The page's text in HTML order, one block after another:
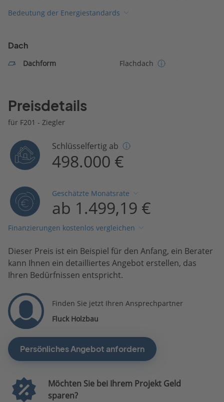
Bedeutung der Energiestandards
Dach
Dachform Flachdach
Preisdetails
für F201 - Ziegler
Schlüsselfertig ab
498.000 €
Geschätzte Monatsrate
ab 1.499,19 €
Finanzierungen kostenlos vergleichen
Dieser Preis ist ein Beispiel für den Anfang, ein Berater
kann Ihnen ein detailliertes Angebot erstellen, das
Ihren Bedürfnissen entspricht.
Finden Sie jetzt Ihren Ansprechpartner
Fluck Holzbau
Persönliches Angebot anfordern
Möchten Sie bei Ihrem Projekt Geld
sparen?